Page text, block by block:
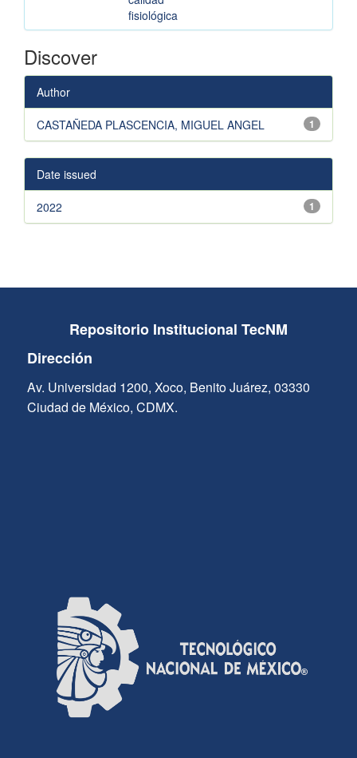
fisiológica
Discover
Author
1
CASTAÑEDA PLASCENCIA, MIGUEL ANGEL
Date issued
1
2022
Repositorio Institucional TecNM
Dirección
Av. Universidad 1200, Xoco, Benito Juárez, 03330
Ciudad de México, CDMX.